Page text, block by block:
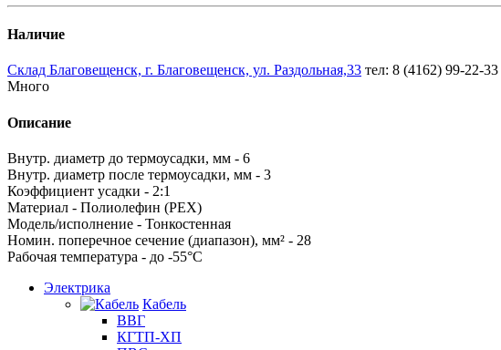
Наличие
Склад Благовещенск, г. Благовещенск, ул. Раздольная,33 тел: 8 (4162) 99-22-33
Много
Описание
Внутр. диаметр до термоусадки, мм - 6
Внутр. диаметр после термоусадки, мм - 3
Коэффициент усадки - 2:1
Материал - Полиолефин (PEX)
Модель/исполнение - Тонкостенная
Номин. поперечное сечение (диапазон), мм² - 28
Рабочая температура - до -55°С
Электрика
Кабель
ВВГ
КГТП-ХП